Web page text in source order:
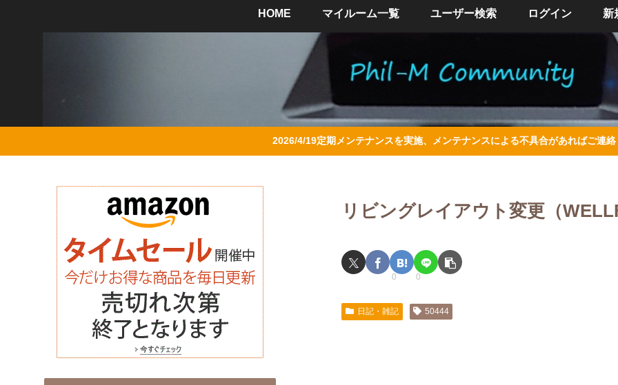
HOME マイルーム一覧 ユーザー検索 ログイン 新
2026/4/19定期メンテナンスを実施、メンテナンスによる不具合があればご連
リビングレイアウト変更（
0 0
日記・雑記 50444